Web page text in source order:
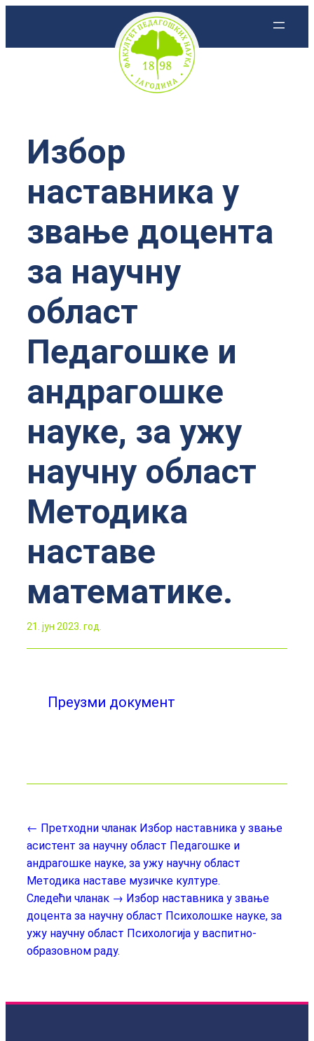
Избор
наставника у
звање доцента
за научну
област
Педагошке и
андрагошке
науке, за ужу
научну област
Методика
наставе
математике.
21. јун 2023. год.
Преузми документ
← Претходни чланак Избор наставника у звање
асистент за научну област Педагошке и
андрагошке науке, за ужу научну област
Методика наставе музичке културе.
Следећи чланак → Избор наставника у звање
доцента за научну област Психолошке науке, за
ужу научну област Психологија у васпитно-
образовном раду.